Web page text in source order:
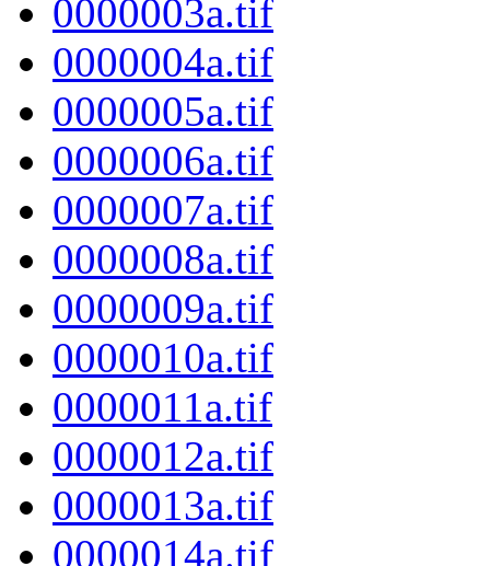
0000003a.tif
0000004a.tif
0000005a.tif
0000006a.tif
0000007a.tif
0000008a.tif
0000009a.tif
0000010a.tif
0000011a.tif
0000012a.tif
0000013a.tif
0000014a.tif